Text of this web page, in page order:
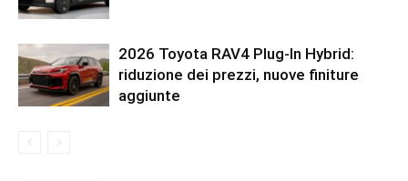
2026 Toyota RAV4 Plug-In Hybrid:
riduzione dei prezzi, nuove finiture
aggiunte